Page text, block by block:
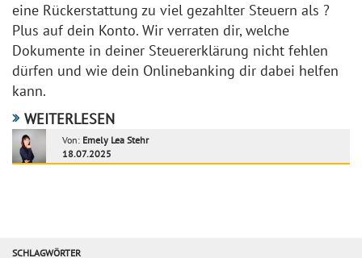
eine Rückerstattung zu viel gezahlter Steuern als ?
Plus auf dein Konto. Wir verraten dir, welche
Dokumente in deiner Steuererklärung nicht fehlen
dürfen und wie dein Onlinebanking dir dabei helfen
kann.
WEITERLESEN
Von: Emely Lea Stehr
18.07.2025
SCHLAGWÖRTER